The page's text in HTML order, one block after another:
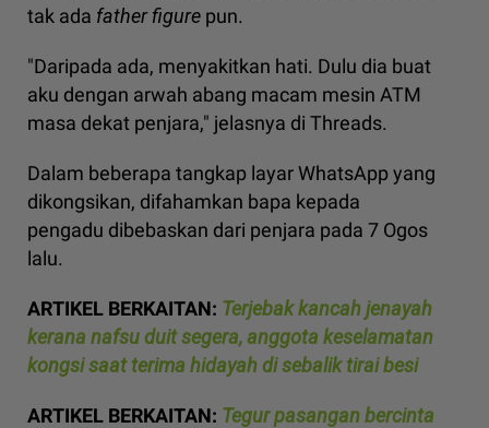
tak ada father figure pun.
"Daripada ada, menyakitkan hati. Dulu dia buat
aku dengan arwah abang macam mesin ATM
masa dekat penjara," jelasnya di Threads.
Dalam beberapa tangkap layar WhatsApp yang
dikongsikan, difahamkan bapa kepada
pengadu dibebaskan dari penjara pada 7 Ogos
lalu.
ARTIKEL BERKAITAN: Terjebak kancah jenayah
kerana nafsu duit segera, anggota keselamatan
kongsi saat terima hidayah di sebalik tirai besi
ARTIKEL BERKAITAN: Tegur pasangan bercinta